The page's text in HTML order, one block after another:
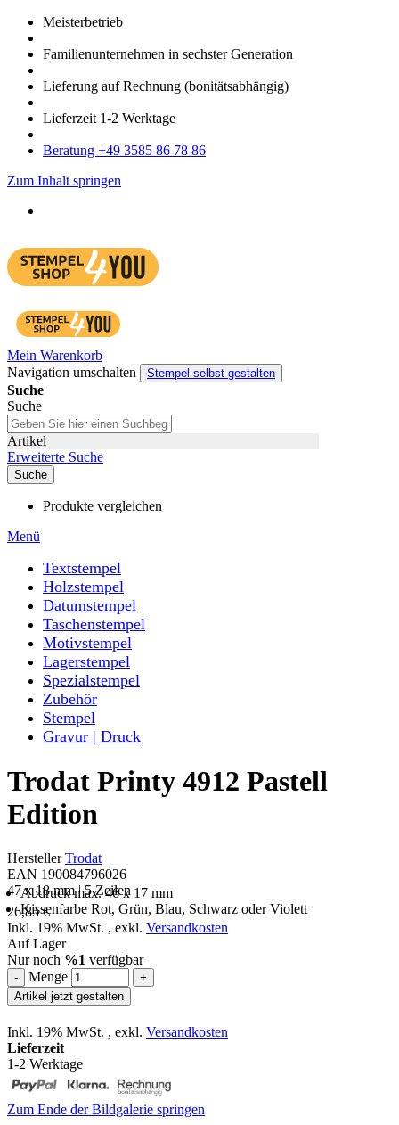
Meister­betrieb
Familien­unter­nehmen in sechster Gene­ration
Lieferung auf Rech­nung (bonitätsabhängig)
Liefer­zeit 1-2 Werk­tage
Bera­tung +49 3585 86 78 86
Zum Inhalt springen
Mein Warenkorb
Navigation umschalten
Stempel selbst gestalten
Suche
Suche
Artikel
Erweiterte Suche
Suche
Produkte vergleichen
Menü
Textstempel
Holzstempel
Datumstempel
Taschenstempel
Motivstempel
Lagerstempel
Spezialstempel
Zubehör
Stempel
Gravur | Druck
Trodat Printy 4912 Pastell
Edition
HerstellerTrodat
EAN 190084796026
47 x 18 mm | 5 Zeilen
Abdruck max. 46 x 17 mm
Kissenfarbe Rot, Grün, Blau, Schwarz oder Violett
26,85 €
Inkl. 19% MwSt. , exkl. Versandkosten
Auf Lager
Nur noch %1 verfügbar
- Menge
+
Artikel jetzt gestalten
Inkl. 19% MwSt. , exkl. Versandkosten
Lieferzeit
1-2 Werktage
Zum Ende der Bildgalerie springen